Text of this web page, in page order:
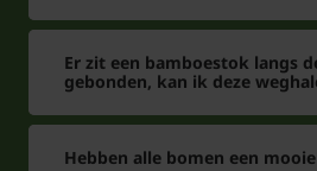
Er zit een bamboestok langs
gebonden, kan ik deze
Hebben alle bomen een